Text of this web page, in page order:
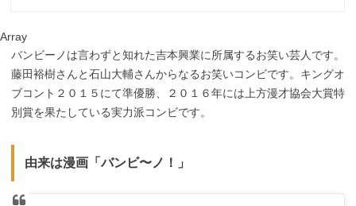
Array
バンビーノは言わずと知れた吉本興業に所属するお笑い芸人です。
藤田裕樹さんと石山大輔さんからなるお笑いコンビです。キングオ
ブコント２０１５にて準優勝、２０１６年には上方漫才協会大賞特
別賞を果たしている実力派コンビです。
由来は漫画「バンビ〜ノ！」